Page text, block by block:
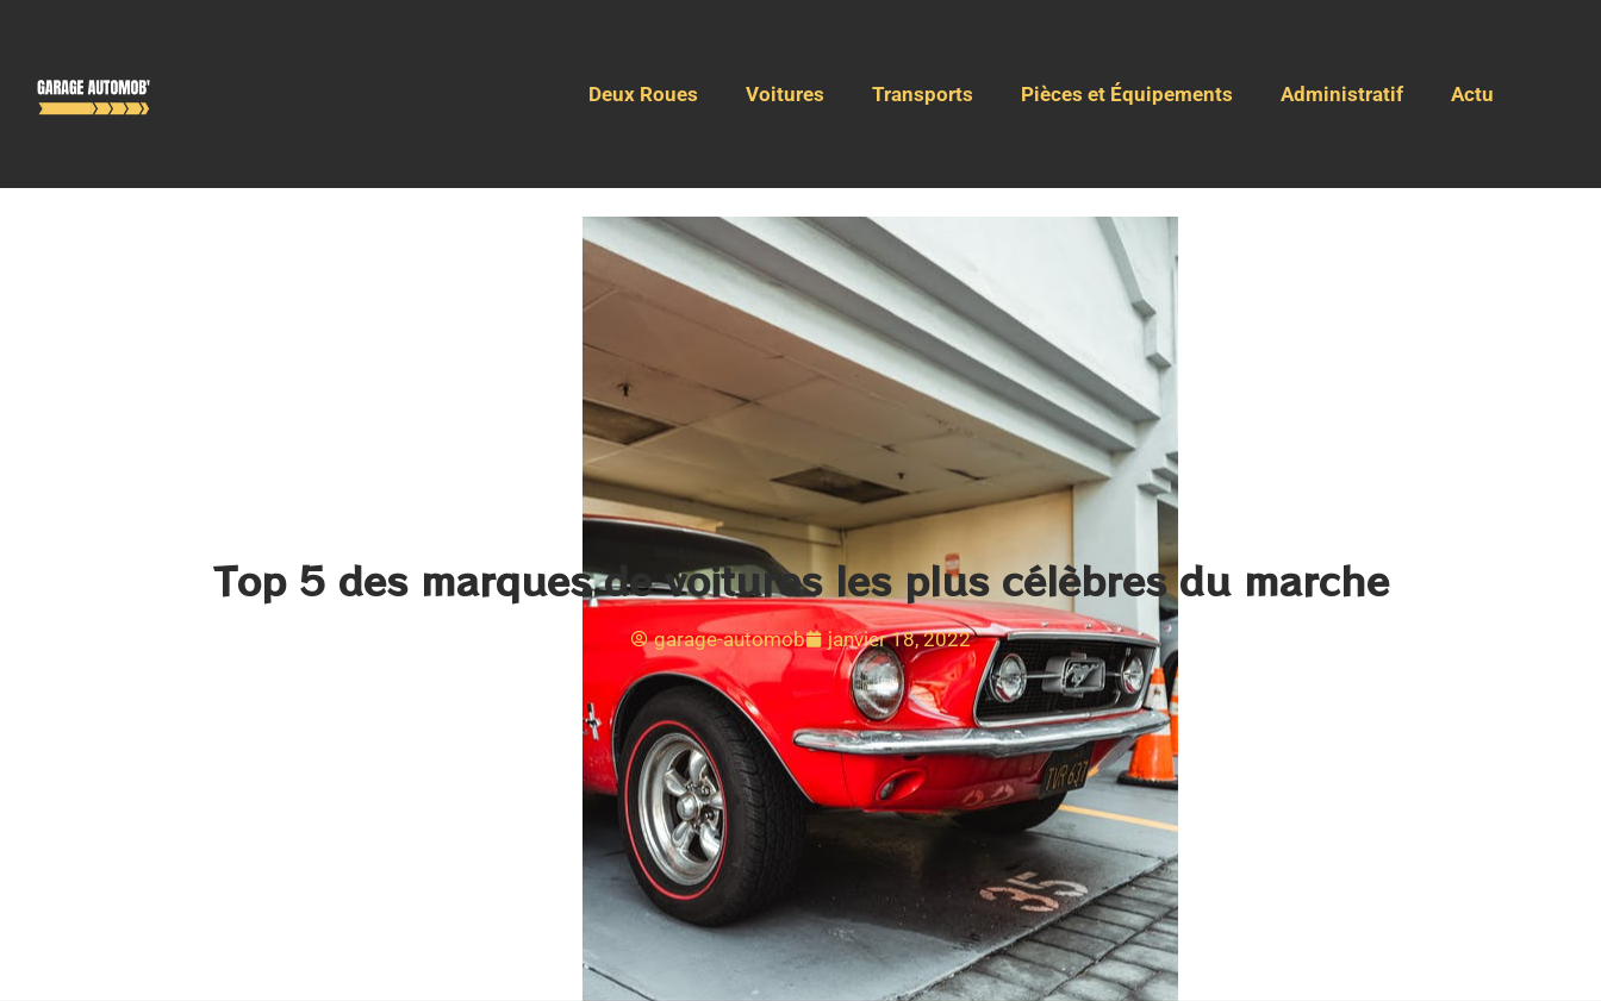
Deux Roues Voitures Transports Pièces et Équipements Administratif Actu
Top 5 des marques de voitures les plus célèbres du marche
garage-automob janvier 18, 2022